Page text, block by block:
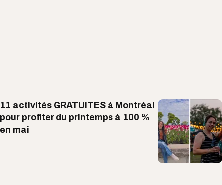
11 activités GRATUITES à Montréal
pour profiter du printemps à 100 %
en mai